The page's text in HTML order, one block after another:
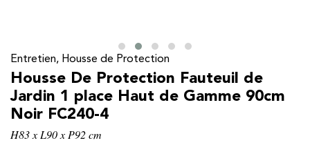
Entretien, Housse de Protection
Housse De Protection Fauteuil de
Jardin 1 place Haut de Gamme 90cm
Noir FC240-4
H83 x L90 x P92 cm